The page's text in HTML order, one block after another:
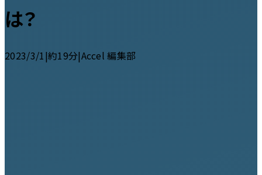
は？
2023/3/1|約19分|Accel 編集部